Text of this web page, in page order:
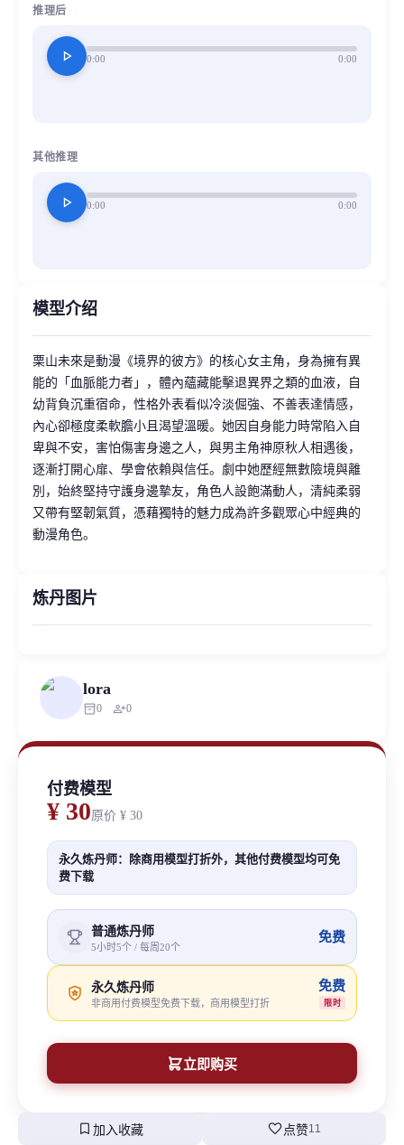
推理后
play_arrow 0:00 0:00
其他推理
play_arrow 0:00 0:00
模型介绍
栗山未來是動漫《境界的彼方》的核心女主角，身為擁有異
能的「血脈能力者」，體內蘊藏能擊退異界之類的血液，自
幼背負沉重宿命，性格外表看似冷淡倔強、不善表達情感，
內心卻極度柔軟膽小且渴望溫暖。她因自身能力時常陷入自
卑與不安，害怕傷害身邊之人，與男主角神原秋人相遇後，
逐漸打開心扉、學會依賴與信任。劇中她歷經無數險境與離
別，始終堅持守護身邊摯友，角色人設飽滿動人，清純柔弱
又帶有堅韌氣質，憑藉獨特的魅力成為許多觀眾心中經典的
動漫角色。
炼丹图片
lora
inventory_20 person_add0
付费模型
¥ 30原价 ¥ 30
永久炼丹师：除商用模型打折外，其他付费模型均可免
费下载
普通炼丹师
5小时5个 / 每周20个
免费
永久炼丹师
非商用付费模型免费下载，商用模型打折
免费
限时
立即购买
bookmark 加入收藏 favorite 点赞11